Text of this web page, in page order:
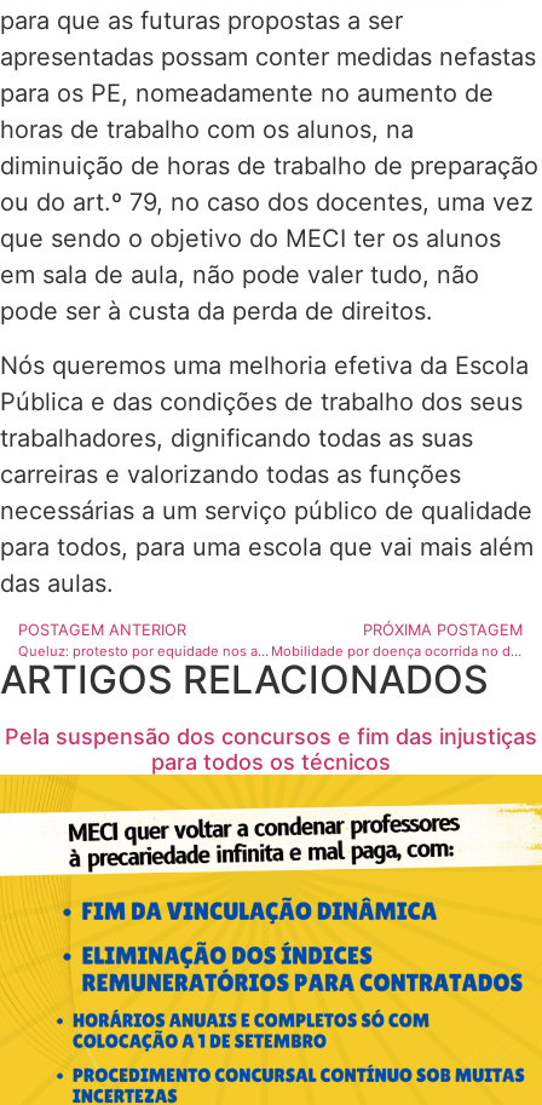
para que as futuras propostas a ser
apresentadas possam conter medidas nefastas
para os PE, nomeadamente no aumento de
horas de trabalho com os alunos, na
diminuição de horas de trabalho de preparação
ou do art.º 79, no caso dos docentes, uma vez
que sendo o objetivo do MECI ter os alunos
em sala de aula, não pode valer tudo, não
pode ser à custa da perda de direitos.
Nós queremos uma melhoria efetiva da Escola
Pública e das condições de trabalho dos seus
trabalhadores, dignificando todas as suas
carreiras e valorizando todas as funções
necessárias a um serviço público de qualidade
para todos, para uma escola que vai mais além
das aulas.
POSTAGEM ANTERIOR
Queluz: protesto por equidade nos apoios aos profissionais de educação deslocados (e outras injustiças)
PRÓXIMA POSTAGEM
Mobilidade por doença ocorrida no decurso do ano letivo 2024/25 – Nota informativa DGAE
ARTIGOS RELACIONADOS
Pela suspensão dos concursos e fim das injustiças
para todos os técnicos